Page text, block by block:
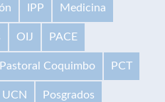
IPP Medicina
OIJ PACE
Pastoral Coquimbo PCT
UCN Posgrados